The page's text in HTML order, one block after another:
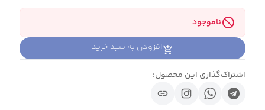
blockناموجود
افزودن به سبد خرید
اشتراک‌گذاری این محصول:
link